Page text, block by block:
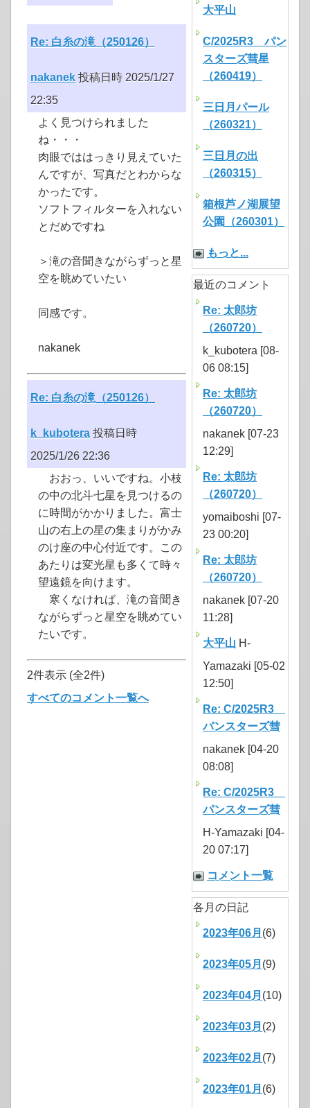
Re: 白糸の滝（250126）
nakanek 投稿日時 2025/1/27
22:35
よく見つけられました
ね・・・
肉眼でははっきり見えていた
んですが、写真だとわからな
かったです。
ソフトフィルターを入れない
とだめですね
＞滝の音聞きながらずっと星
空を眺めていたい
同感です。
nakanek
Re: 白糸の滝（250126）
k_kubotera 投稿日時
2025/1/26 22:36
おおっ、いいですね。小枝
の中の北斗七星を見つけるの
に時間がかかりました。富士
山の右上の星の集まりがかみ
のけ座の中心付近です。この
あたりは変光星も多くて時々
望遠鏡を向けます。
寒くなければ、滝の音聞き
ながらずっと星空を眺めてい
たいです。
2件表示 (全2件)
すべてのコメント一覧へ
大平山
C/2025R3 パン
スターズ彗星
（260419）
三日月パール
（260321）
三日月の出
（260315）
箱根芦ノ湖展望
公園（260301）
もっと...
最近のコメント
Re: 太郎坊
（260720）
k_kubotera [08-
06 08:15]
Re: 太郎坊
（260720）
nakanek [07-23
12:29]
Re: 太郎坊
（260720）
yomaiboshi [07-
23 00:20]
Re: 太郎坊
（260720）
nakanek [07-20
11:28]
大平山 H-
Yamazaki [05-02
12:50]
Re: C/2025R3
パンスターズ彗
nakanek [04-20
08:08]
Re: C/2025R3
パンスターズ彗
H-Yamazaki [04-
20 07:17]
コメント一覧
各月の日記
2023年06月 (6)
2023年05月 (9)
2023年04月 (10)
2023年03月 (2)
2023年02月 (7)
2023年01月 (6)